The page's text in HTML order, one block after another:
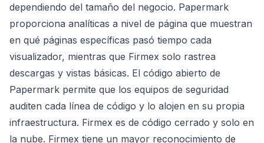
dependiendo del tamaño del negocio. Papermark
proporciona analíticas a nivel de página que muestran
en qué páginas específicas pasó tiempo cada
visualizador, mientras que Firmex solo rastrea
descargas y vistas básicas. El código abierto de
Papermark permite que los equipos de seguridad
auditen cada línea de código y lo alojen en su propia
infraestructura. Firmex es de código cerrado y solo en
la nube. Firmex tiene un mayor reconocimiento de